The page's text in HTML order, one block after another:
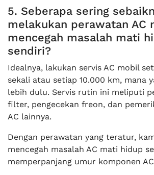
5. Seberapa sering
melakukan perawatan AC
mencegah masalah mati
sendiri?
Idealnya, lakukan servis AC mobil
sekali atau setiap 10.000 km, mana
lebih dulu. Servis rutin ini meliputi
filter, pengecekan freon, dan
AC lainnya.
Dengan perawatan yang teratur,
mencegah masalah AC mati hidup
memperpanjang umur komponen